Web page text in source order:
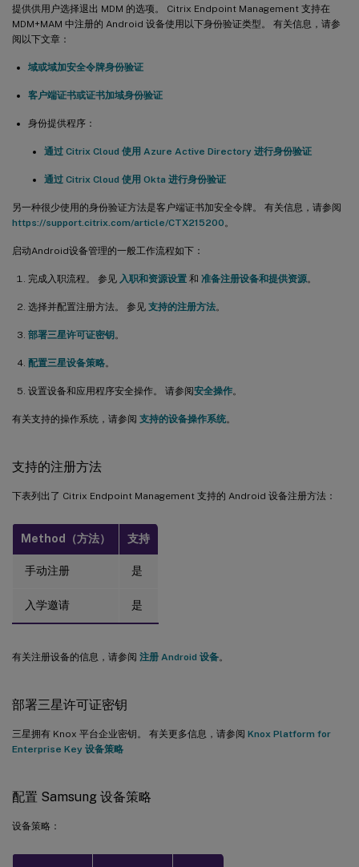
提供供用户选择退出 MDM 的选项。 Citrix Endpoint Management 支持在
MDM+MAM 中注册的 Android 设备使用以下身份验证类型。 有关信息，请参
阅以下文章：
域或域加安全令牌身份验证
客户端证书或证书加域身份验证
身份提供程序：
通过 Citrix Cloud 使用 Azure Active Directory 进行身份验证
通过 Citrix Cloud 使用 Okta 进行身份验证
另一种很少使用的身份验证方法是客户端证书加安全令牌。 有关信息，请参阅
https://support.citrix.com/article/CTX215200 。
启动Android设备管理的一般工作流程如下：
完成入职流程。 参见 入职和资源设置 和 准备注册设备和提供资源。
选择并配置注册方法。 参见 支持的注册方法。
部署三星许可证密钥。
配置三星设备策略。
设置设备和应用程序安全操作。 请参阅安全操作。
有关支持的操作系统，请参阅 支持的设备操作系统。
支持的注册方法
下表列出了 Citrix Endpoint Management 支持的 Android 设备注册方法：
Method（方法） 支持
手动注册 是
入学邀请 是
有关注册设备的信息，请参阅 注册 Android 设备。
部署三星许可证密钥
三星拥有 Knox 平台企业密钥。 有关更多信息，请参阅 Knox Platform for
Enterprise Key 设备策略
配置 Samsung 设备策略
设备策略：